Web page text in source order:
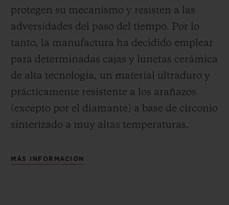
protegen su mecanismo y resisten a las
adversidades del paso del tiempo. Por lo
tanto, la manufactura ha decidido emplear
para determinadas cajas y lunetas cerámica
de alta tecnología, un material ultraduro y
prácticamente resistente a los arañazos
(excepto por el diamante) a base de circonio
sinterizado a muy altas temperaturas.
MÁS INFORMACIÓN